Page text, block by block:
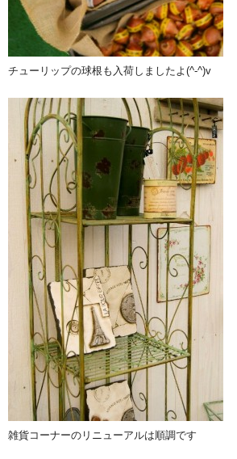
チューリップの球根も入荷しましたよ(^-^)v
雑貨コーナーのリニューアルは順調です